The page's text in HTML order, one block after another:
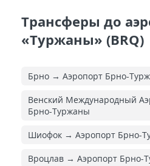
Трансферы до
«Туржаны» (BRQ)
Брно → Аэропорт Брно-
Венский Международный
Брно-Туржаны
Шиофок → Аэропорт Брно-
Вроцлав → Аэропорт Брно-